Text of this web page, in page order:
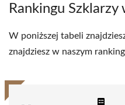
Rankingu Szklarzy
W poniższej tabeli
znajdziesz w naszym